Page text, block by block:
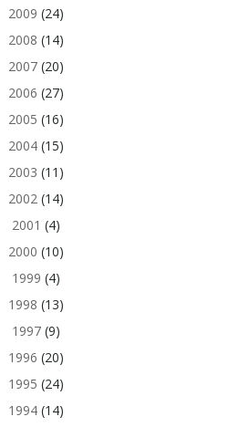
2009 (24)
2008 (14)
2007(20)
2006 (27)
2005 (16)
2004(15)
2003 (11)
2002(14)
2001 (4)
2000 (10)
1999 (4)
1998 (13)
1997(9)
1996 (20)
1995 (24)
1994(14)